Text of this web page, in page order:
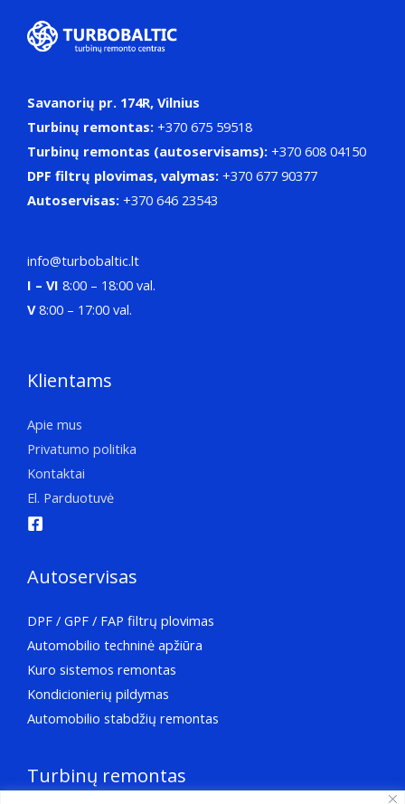
Savanorių pr. 174R, Vilnius
Turbinų remontas: +370 675 59518
Turbinų remontas (autoservisams): +370 608 04150
DPF filtrų plovimas, valymas: +370 677 90377
Autoservisas: +370 646 23543
info@turbobaltic.lt
I – VI 8:00 – 18:00 val.
V8:00 – 17:00 val.
Klientams
Apie mus
Privatumo politika
Kontaktai
El. Parduotuvė
Autoservisas
DPF / GPF / FAP filtrų plovimas
Automobilio techninė apžiūra
Kuro sistemos remontas
Kondicionierių pildymas
Automobilio stabdžių remontas
Turbinų remontas